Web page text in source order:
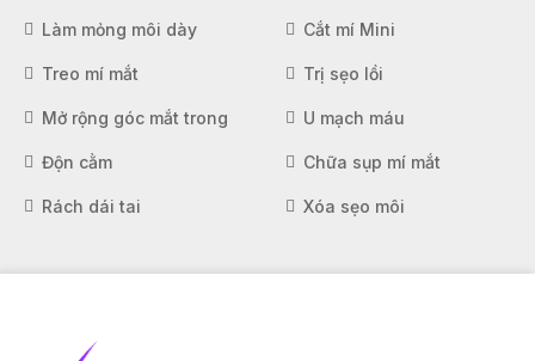
Làm mỏng môi dày Cắt mí Mini
Treo mí mắt Trị sẹo lồi
Mở rộng góc mắt trong U mạch máu
Độn cằm Chữa sụp mí mắt
Rách dái tai Xóa sẹo môi